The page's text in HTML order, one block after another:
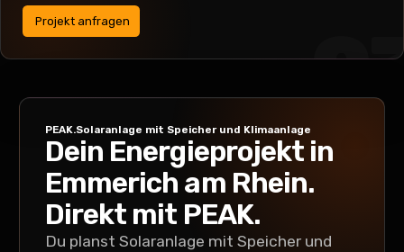
Projekt anfragen
PEAK.Solaranlage mit Speicher und Klimaanlage
Dein Energieprojekt in
Emmerich am Rhein.
Direkt mit PEAK.
Du planst Solaranlage mit Speicher und